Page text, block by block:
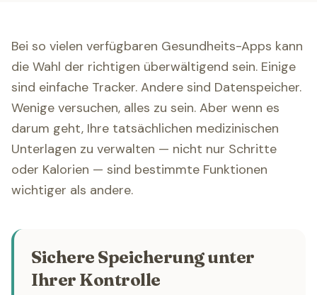
Bei so vielen verfügbaren Gesundheits-Apps kann
die Wahl der richtigen überwältigend sein. Einige
sind einfache Tracker. Andere sind Datenspeicher.
Wenige versuchen, alles zu sein. Aber wenn es
darum geht, Ihre tatsächlichen medizinischen
Unterlagen zu verwalten — nicht nur Schritte
oder Kalorien — sind bestimmte Funktionen
wichtiger als andere.
Sichere Speicherung unter
Ihrer Kontrolle